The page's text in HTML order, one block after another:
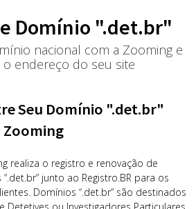
Domínio ".det.br"
nacional com a Zooming e
o endereço do seu site
Seu Domínio ".det.br"
Zooming
realiza o registro e renovação de
junto ao Registro.BR para os
Domínios “.det.br” são destinados